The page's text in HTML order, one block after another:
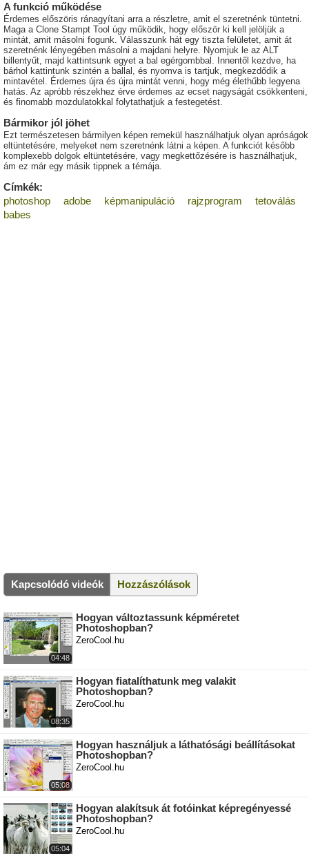
A funkció működése
Érdemes előszöris ránagyítani arra a részletre, amit el szeretnénk tüntetni.
Maga a Clone Stampt Tool úgy működik, hogy először ki kell jelöljük a
mintát, amit másolni fogunk. Válasszunk hát egy tiszta felületet, amit át
szeretnénk lényegében másolni a majdani helyre. Nyomjuk le az ALT
billentyűt, majd kattintsunk egyet a bal egérgombbal. Innentől kezdve, ha
bárhol kattintunk szintén a ballal, és nyomva is tartjuk, megkezdődik a
mintavétel. Érdemes újra és újra mintát venni, hogy még élethűbb legyena
hatás. Az apróbb részekhez érve érdemes az ecset nagyságát csökkenteni,
és finomabb mozdulatokkal folytathatjuk a festegetést.
Bármikor jól jöhet
Ezt természetesen bármilyen képen remekül használhatjuk olyan apróságok
eltüntetésére, melyeket nem szeretnénk látni a képen. A funkciót később
komplexebb dolgok eltüntetésére, vagy megkettőzésére is használhatjuk,
ám ez már egy másik tippnek a témája.
Címkék:
photoshop
adobe képmanipuláció rajzprogram
tetoválás
babes
Kapcsolódó videók Hozzászólások
04:48
Hogyan változtassunk képméretet
Photoshopban?
ZeroCool.hu
08:35
Hogyan fiatalíthatunk meg valakit
Photoshopban?
ZeroCool.hu
05:08
Hogyan használjuk a láthatósági beállításokat
Photoshopban?
ZeroCool.hu
05:04
Hogyan alakítsuk át fotóinkat képregényessé
Photoshopban?
ZeroCool.hu